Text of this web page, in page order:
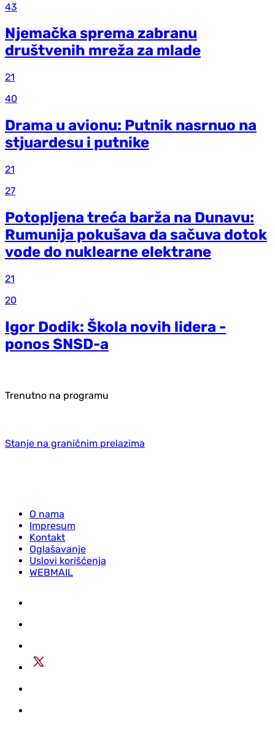
43
Njemačka sprema zabranu
društvenih mreža za mlade
21
40
Drama u avionu: Putnik nasrnuo na
stjuardesu i putnike
21
27
Potopljena treća barža na Dunavu:
Rumunija pokušava da sačuva dotok
vode do nuklearne elektrane
21
20
Igor Dodik: Škola novih lidera -
ponos SNSD-a
Trenutno na programu
Stanje na graničnim prelazima
O nama
Impresum
Kontakt
Oglašavanje
Uslovi korišćenja
WEBMAIL